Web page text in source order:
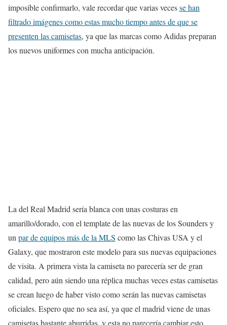
imposible confirmarlo, vale recordar que varias vecesse han
filtrado imágenes como estas mucho tiempo antes de que se
presenten las camisetas, ya que las marcas como Adidas preparan
los nuevos uniformes con mucha anticipación.
La del Real Madrid sería blanca con unas costuras en
amarillo/dorado, con el template de las nuevas de los Sounders y
un par de equipos más de la MLS como las Chivas USA y el
Galaxy, que mostraron este modelo para sus nuevas equipaciones
de visita. A primera vista la camiseta no parecería ser de gran
calidad, pero aún siendo una réplica muchas veces estas camisetas
se crean luego de haber visto como serán las nuevas camisetas
oficiales. Espero que no sea así, ya que el madrid viene de unas
camisetas bastante aburridas, y esta no parecería cambiar esto.